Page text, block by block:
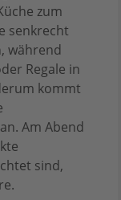
zum
senkrecht
während
Regale in
kommt
Am Abend
sind,